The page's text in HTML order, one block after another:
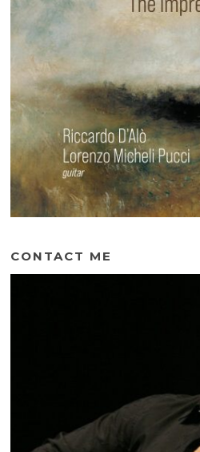
CONTACT ME